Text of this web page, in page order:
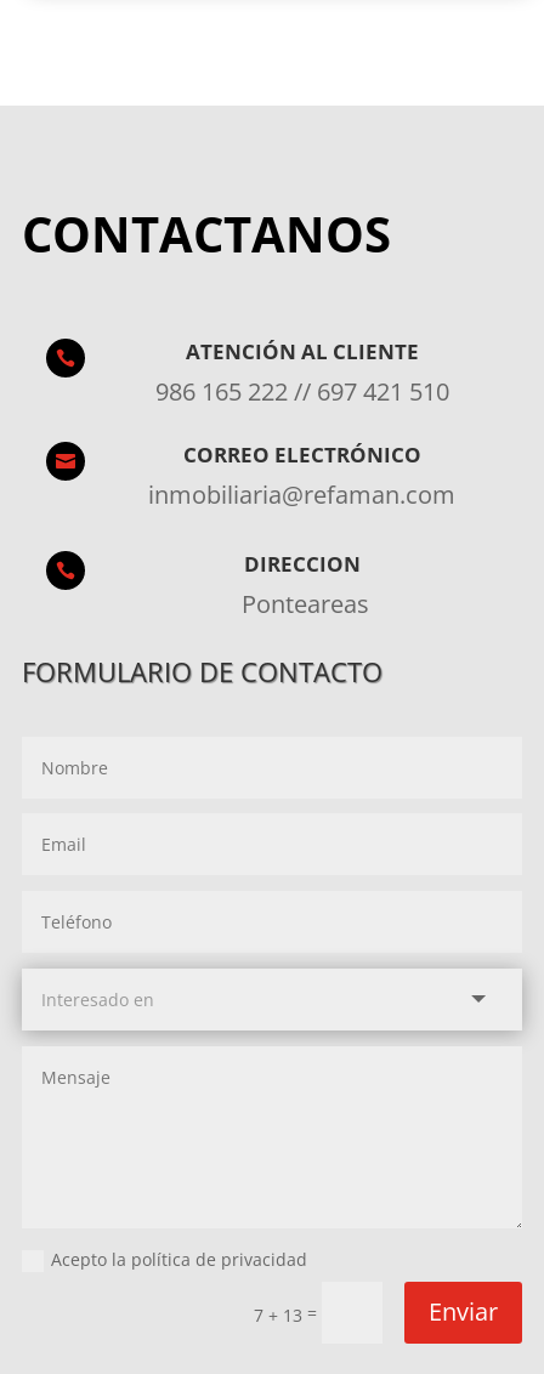
CONTACTANOS
 ATENCIÓN AL CLIENTE
986 165 222 // 697 421 510
 CORREO ELECTRÓNICO
inmobiliaria@refaman.com
 DIRECCION
Ponteareas
FORMULARIO DE CONTACTO
Acepto la política de privacidad
7 + 13 = Enviar